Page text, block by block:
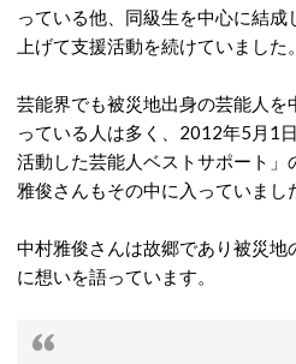
っている他、同級生を中心に結
上げて支援活動を続けていました。
芸能界でも被災地出身の芸能人
っている人は多く、2012年5月1
活動した芸能人ベストサポート
雅俊さんもその中に入っていまし
中村雅俊さんは故郷であり被災地
に想いを語っています。